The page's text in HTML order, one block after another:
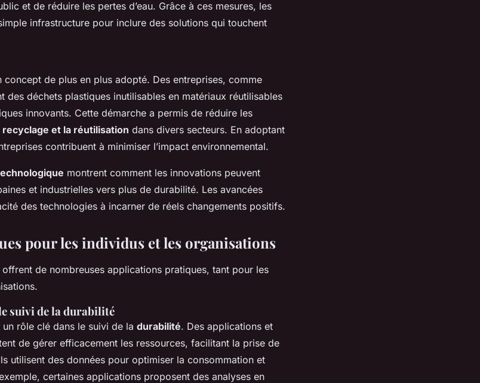
et de réduire les pertes d’eau. Grâce à ces mesures, les
infrastructure pour inclure des solutions qui touchent
concept de plus en plus adopté. Des entreprises, comme
des déchets plastiques inutilisables en matériaux réutilisables
innovants. Cette démarche a permis de réduire les
recyclage et la réutilisation dans divers secteurs. En adoptant
contribuent à minimiser l’impact environnemental.
montrent comment les innovations peuvent
et industrielles vers plus de durabilité. Les avancées
des technologies à incarner de réels changements positifs.
pour les individus et les organisations
offrent de nombreuses applications pratiques, tant pour les
suivi de la durabilité
rôle clé dans le suivi de la durabilité. Des applications et
de gérer efficacement les ressources, facilitant la prise de
utilisent des données pour optimiser la consommation et
certaines applications proposent des analyses en